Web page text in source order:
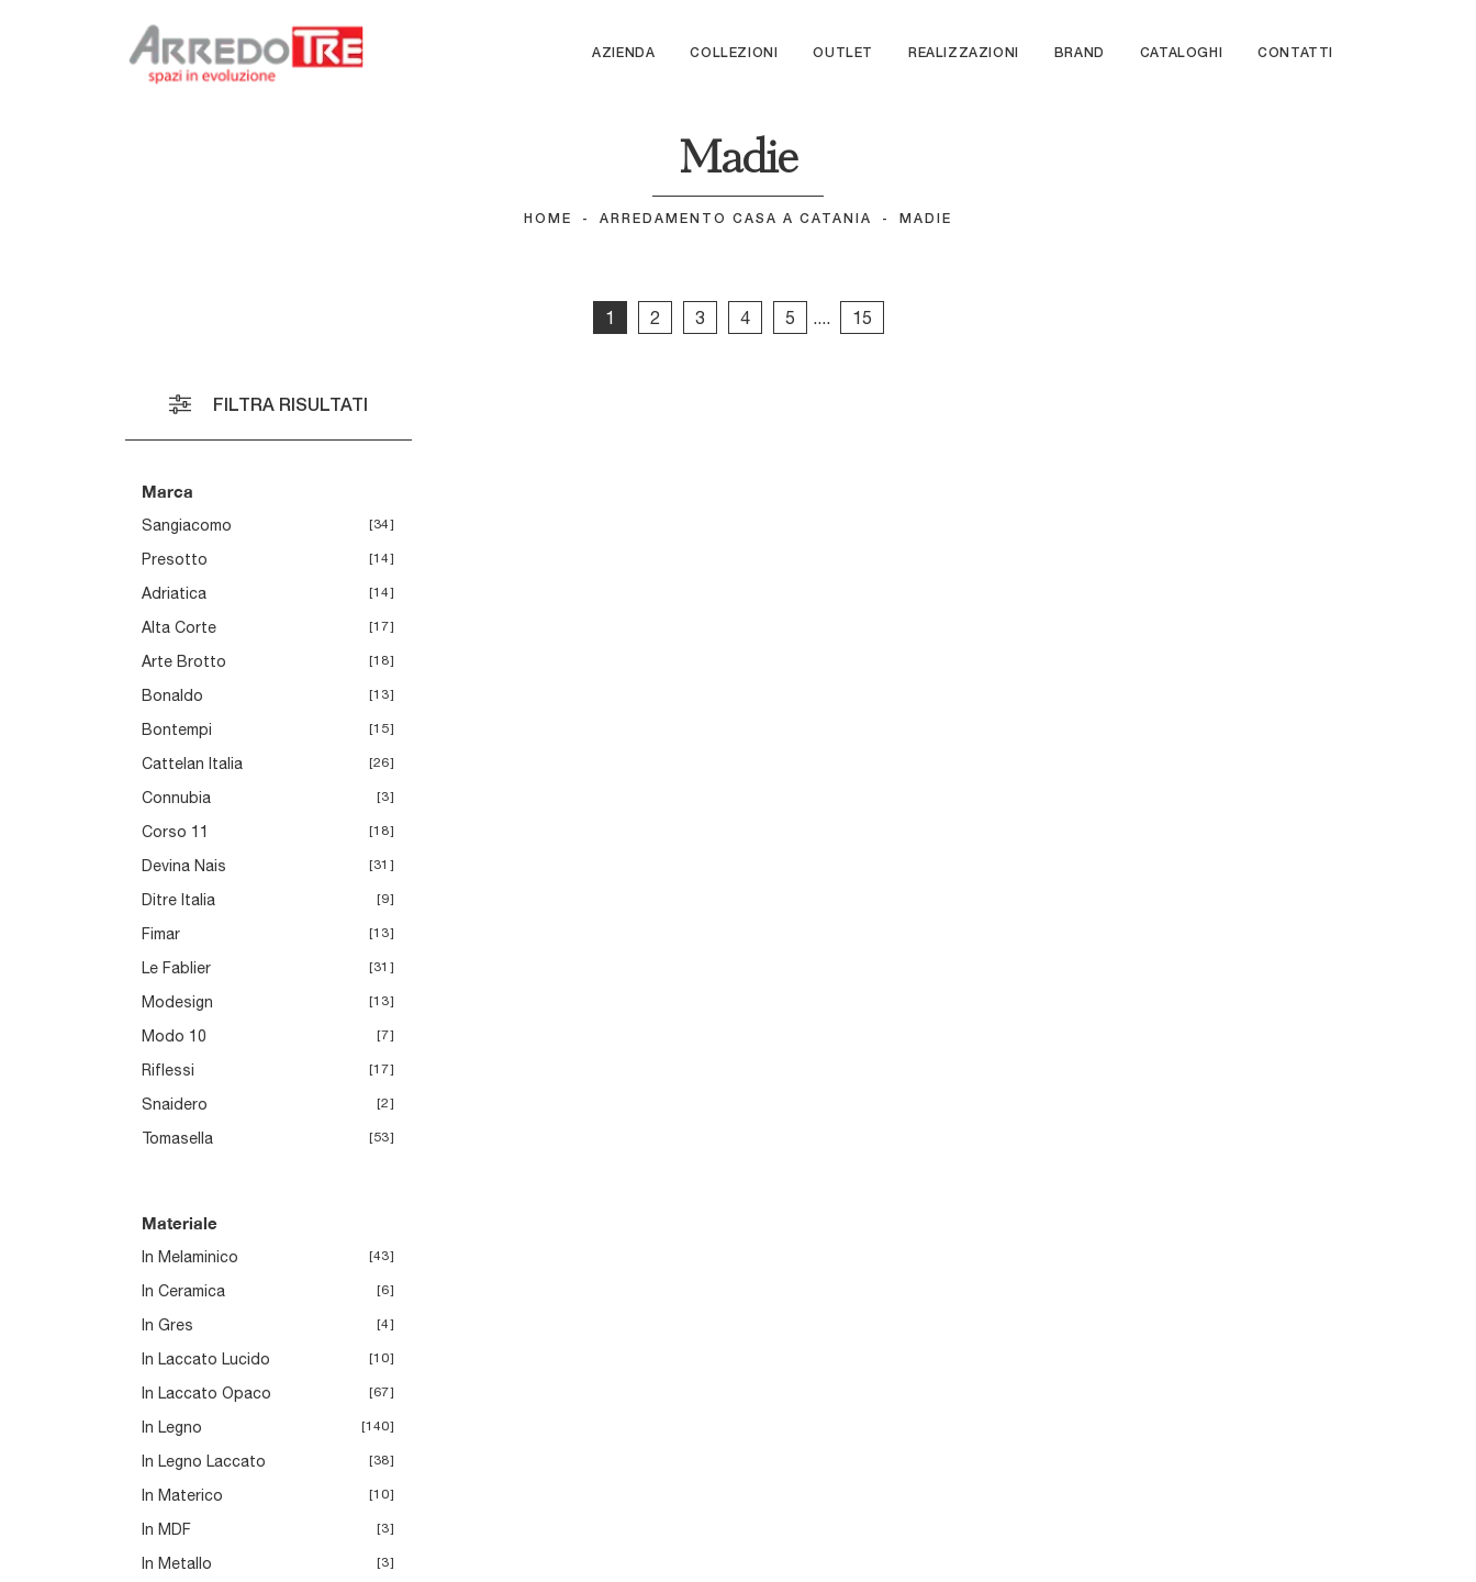
AZIENDA COLLEZIONI OUTLET REALIZZAZIONI BRAND CATALOGHI CONTATTI
Madie
HOME - ARREDAMENTO CASA A CATANIA - MADIE
1 2 3 4 5 .... 15
FILTRA RISULTATI
Marca
Sangiacomo 34
Presotto 14
Adriatica 14
Alta Corte 17
Arte Brotto 18
Bonaldo 13
Bontempi 15
Cattelan Italia 26
Connubia 3
Corso 11 18
Devina Nais 31
Ditre Italia 9
Fimar 13
Le Fablier 31
Modesign 13
Modo 10 7
Riflessi 17
Snaidero 2
Tomasella 53
Materiale
In Melaminico 43
In Ceramica 6
In Gres 4
In Laccato Lucido 10
In Laccato Opaco 67
In Legno 140
In Legno Laccato 38
In Materico 10
In MDF 3
In Metallo 3
Open 02